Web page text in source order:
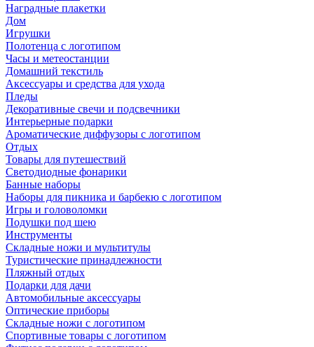
Наградные плакетки
Дом
Игрушки
Полотенца с логотипом
Часы и метеостанции
Домашний текстиль
Аксессуары и средства для ухода
Пледы
Декоративные свечи и подсвечники
Интерьерные подарки
Ароматические диффузоры с логотипом
Отдых
Товары для путешествий
Светодиодные фонарики
Банные наборы
Наборы для пикника и барбекю с логотипом
Игры и головоломки
Подушки под шею
Инструменты
Складные ножи и мультитулы
Туристические принадлежности
Пляжный отдых
Подарки для дачи
Автомобильные аксессуары
Оптические приборы
Складные ножи с логотипом
Спортивные товары с логотипом